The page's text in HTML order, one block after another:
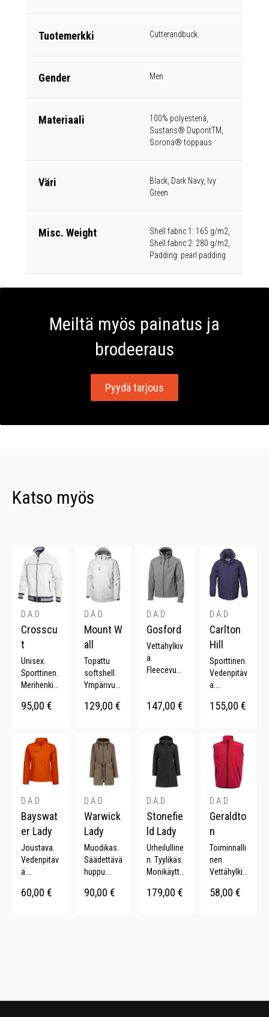
Tuotemerkki Cutterandbuck
Gender Men
Materiaali
100% polyesteriä,
Sustans® DupontTM,
Sorona® toppaus
Väri
Black, Dark Navy, Ivy
Green
Misc. Weight
Shell fabric 1: 165 g/m2,
Shell fabric 2: 280 g/m2,
Padding: pearl padding
Meiltä myös painatus ja
brodeeraus
Pyydä tarjous
Katso myös
D.A.D
Crosscu
t
Unisex.
Sporttinen.
Merihenkin
Vedenpitäv
ikatut
hihat.
95,00 €
D.A.D
Mount W
all
Topattu
softshell.
Ympärivuot
Vedenkest
sku.
Irrotettava
huppu.
129,00 €
D.A.D
Gosford
Vettähylkiv
ä.
Fleecevuor
Hengittävä.
147,00 €
D.A.D
Carlton
Hill
Sporttinen.
Vedenpitäv
ä.
takaosa.
vyötärö.
Irrotettava
huppu.
155,00 €
D.A.D
Bayswat
er Lady
Joustava.
Vedenpitäv
ä.
ä.
60,00 €
D.A.D
Warwick
Lady
Muodikas.
Säädettävä
huppu.
vetoketju.
90,00 €
D.A.D
Stonefie
ld Lady
Urheilulline
n. Tyylikäs.
Monikäyttö
Vettähylkiv
179,00 €
D.A.D
Geraldto
n
Toiminnalli
nen.
Vettähylkiv
Fleecevuor
58,00 €